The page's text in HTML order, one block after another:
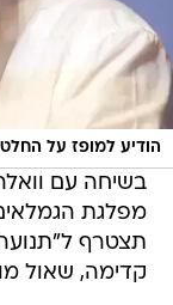
הודיע למופז על
בשיחה עם
מפלגת
תצטרף
קדימה, שאול